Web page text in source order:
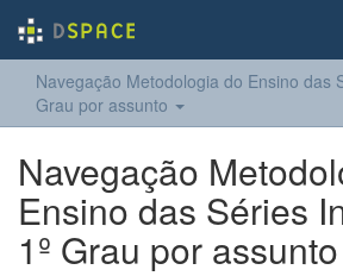
Navegação Metodologia do Ensino das
Grau por assunto
Navegação
Ensino das Séries
1º Grau por assunto